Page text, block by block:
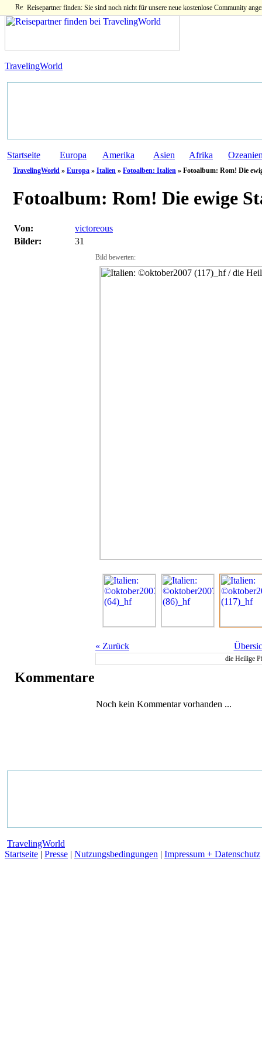
Reisepartner finden: Sie sind noch nicht für unsere neue kostenlose Community
TravelingWorld
Startseite Europa Amerika Asien Afrika
TravelingWorld » Europa » Italien » Fotoalben: Italien » Fotoalbum: Rom! Die
Fotoalbum: Rom! Die ewige
Von:
victoreous
Bilder:
31
Bild bewerten:
« Zurück
die Heilige
Kommentare
Noch kein Kommentar vorhanden ...
TravelingWorld
Startseite | Presse | Nutzungsbedingungen | Impressum + Datenschutz